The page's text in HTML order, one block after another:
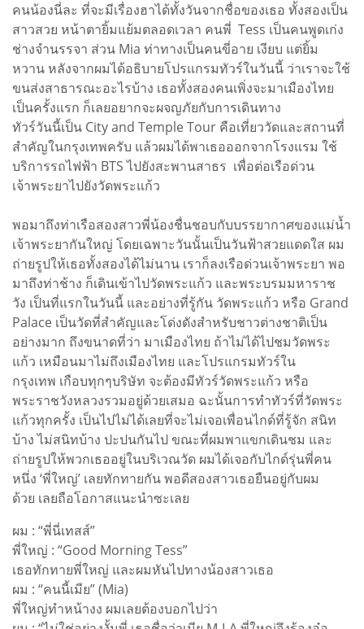
คนน้องนี่ละ ที่จะมีเรื่องฮาได้ทั้งวันจากชื่อของเธอ ทั้งสองเป็น
สาวสวย หน้าตายิ้มแย้มตลอดเวลา คนพี่ Tess เป็นคนพูดเก่ง
ช่างจำนรรจา ส่วน Mia ท่าทางเป็นคนขี่อาย เงียบ แต่ยิ้ม
หวาน หลังจากผมได้อธิบายโปรแกรมทัวร์ในวันนี้ ว่าเราจะใช้
ขนส่งสาธารณะอะไรบ้าง เธอทั้งสองคนเพิ่งจะมาเมืองไทย
เป็นครั้งแรก ก็เลยอยากจะผจญภัยกับการเดินทาง
ทัวร์วันนี้เป็น City and Temple Tour คือเที่ยววัดและสถานที่
สำคัญในกรุงเทพครับ แล้วผมได้พาเธอออกจากโรงแรม ใช้
บริการรถไฟฟ้า BTS ไปยังสะพานสาธร เพื่อต่อเรือด่วน
เจ้าพระยาไปยังวัดพระแก้ว
พอมาถึงท่าเรือสองสาวพี่น้องชื่นชอบกับบรรยากาศของแม่น้ำ
เจ้าพระยากันใหญ่ โดยเฉพาะวันนั้นเป็นวันฟ้าสวยแดดใส ผม
ถ่ายรูปให้เธอทั้งสองได้ไม่นาน เราก็ลงเรือด่วนเจ้าพระยา พอ
มาถึงท่าช้าง ก็เดินเข้าไปวัดพระแก้ว และพระบรมมหาราช
วัง เป็นที่แรกในวันนี้ และอย่างที่รู้กัน วัดพระแก้ว หรือ Grand
Palace เป็นวัดที่สำคัญและโด่งดังสำหรับชาวต่างชาติเป็น
อย่างมาก ถึงขนาดที่ว่า มาเมืองไทย ถ้าไม่ได้ไปชมวัดพระ
แก้ว เหมือนมาไม่ถึงเมืองไทย และโปรแกรมทัวร์ใน
กรุงเทพ เกือบทุกๆบริษัท จะต้องมีทัวร์วัดพระแก้ว หรือ
พระราชวังหลวงรวมอยู่ด้วยเสมอ ฉะนั้นการทำทัวร์ที่วัดพระ
แก้วทุกครั้ง เป็นไปไม่ได้เลยที่จะไม่เจอเพื่อนไกด์ที่รู้จัก สนิท
บ้าง ไม่สนิทบ้าง ปะปนกันไป ขณะที่ผมพาแขกเดินชม และ
ถ่ายรูปให้พวกเธออยู่ในบริเวณวัด ผมได้เจอกับไกด์รุ่นพี่คน
หนึ่ง ‘พี่ใหญ่’ เลยทักทายกัน พอดีสองสาวเธอยืนอยู่กับผม
ด้วย เลยถือโอกาสแนะนำซะเลย
ผม : “พี่นี่เทสส์”
พี่ใหญ่ : “Good Morning Tess”
เธอทักทายพี่ใหญ่ และผมหันไปทางน้องสาวเธอ
ผม : “คนนี้เมีย” (Mia)
พี่ใหญ่ทำหน้างง ผมเลยต้องบอกไปว่า